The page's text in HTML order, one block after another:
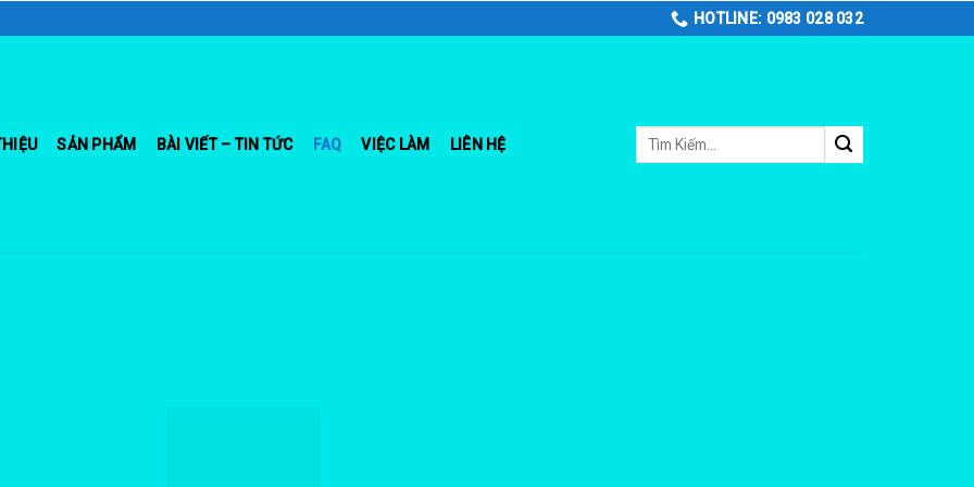
HOTLINE: 0983 028 032
SẢN PHẨM BÀI VIẾT – TIN TỨC FAQ VIỆC LÀM LIÊN HỆ
Tìm